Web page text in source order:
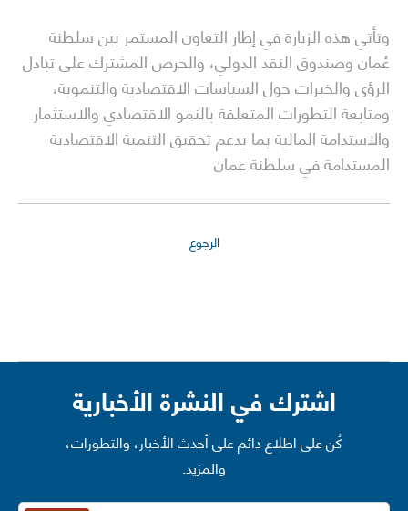
وتأتي هذه الزيارة في إطار التعاون المستمر بين سلطنة
عُمان وصندوق النقد الدولي، والحرص المشترك على تبادل
الرؤى والخبرات حول السياسات الاقتصادية والتنموية،
ومتابعة التطورات المتعلقة بالنمو الاقتصادي والاستثمار
والاستدامة المالية بما يدعم تحقيق التنمية الاقتصادية
المستدامة في سلطنة عمان
الرجوع
اشترك في النشرة الأخبارية
كُن على اطلاع دائم على أحدث الأخبار، والتطورات،
والمزيد.